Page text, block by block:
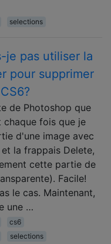
selections
je pas utiliser la
pour supprimer
de Photoshop que
fois que je
d'une image avec
la frappais Delete,
cette partie de
Facile!
le cas. Maintenant,
une …
cs6
selections